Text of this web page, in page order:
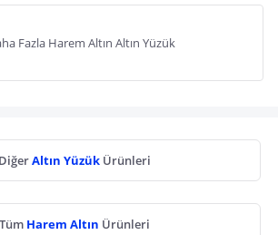
Fazla Harem Altın Altın Yüzük
DiğerAltın Yüzük Ürünleri
Tüm Harem Altın Ürünleri